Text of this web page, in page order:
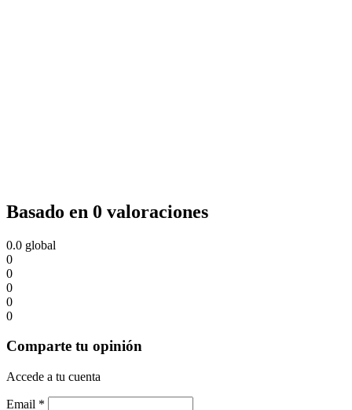
Basado en 0 valoraciones
0.0 global
0
0
0
0
0
Comparte tu opinión
Accede a tu cuenta
Email *